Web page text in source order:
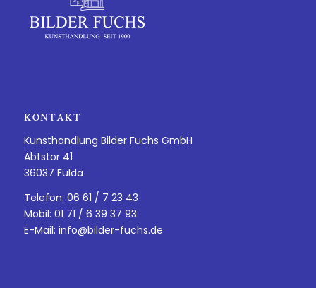
KONTAKT
Kunsthandlung Bilder Fuchs GmbH
Abtstor 41
36037 Fulda
Telefon: 06 61 / 7 23 43
Mobil: 01 71 / 6 39 37 93
E-Mail: info@bilder-fuchs.de